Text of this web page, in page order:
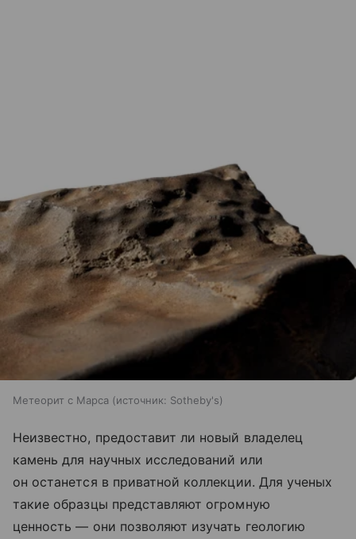
Метеорит с Марса источник: Sotheby's
Неизвестно, предоставит ли новый владелец
камень для научных исследований или
он останется в приватной коллекции. Для ученых
такие образцы представляют огромную
ценность — они позволяют изучать геологию